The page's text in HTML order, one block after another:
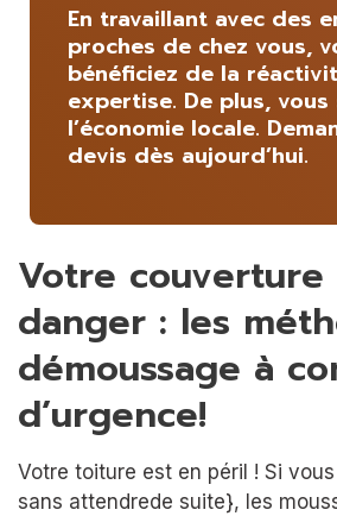
En travaillant avec des
proches de chez vous,
bénéficiez de la
expertise. De plus, vous
l’économie locale.
devis dès aujourd’hui.
Votre couverture
danger : les
démoussage à
d’urgence!
Votre toiture est en péril ! Si
sans attendrede suite}, les